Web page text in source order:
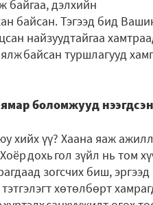
байгаа, дэлхийн
байсан. Тэгээд бид
найзуудтайгаа
байсан туршлагууд
боломжууд
хийх үү? Хаана яаж
дохь гол зүйл нь том
зогсчих биш,
хөтөлбөрт